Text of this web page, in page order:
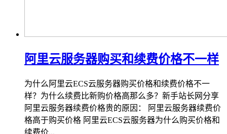
阿里云服务器购买和续费价格不一样
为什么阿里云ECS云服务器购买价格和续费价格不一
样？为什么续费比新购价格高那么多？新手站长网分享
阿里云服务器续费价格贵的原因： 阿里云服务器续费价
格高于购买价格 阿里云ECS云服务器为什么购买价格和